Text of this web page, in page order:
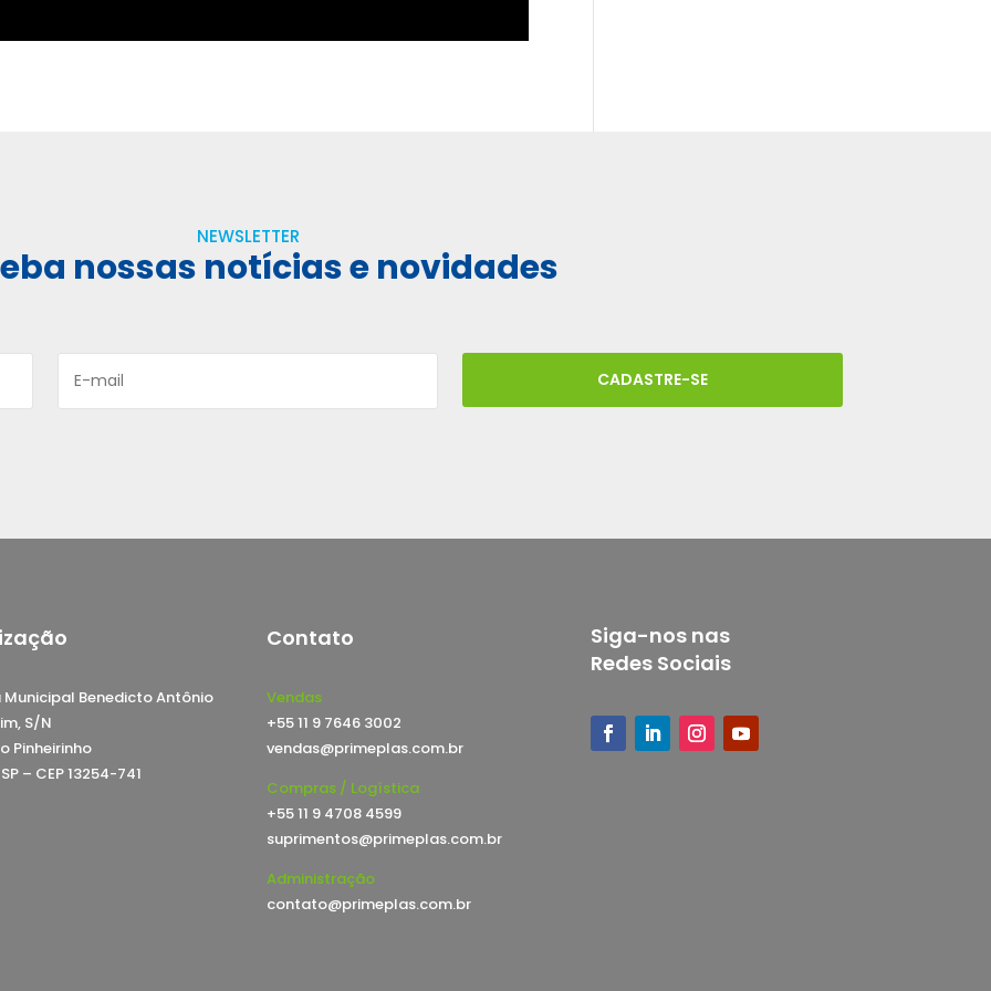
NEWSLETTER
nossas notícias e novidades
CADASTRE-SE
Benedicto Antônio
S/N
Pinheirinho
– CEP 13254-741
Contato
Vendas
+55 11 9 7646 3002
vendas@primeplas.com.br
Compras / Logística
+55 11 9 4708 4599
suprimentos@primeplas.com.br
Administração
contato@primeplas.com.br
Siga-nos nas
Redes Sociais